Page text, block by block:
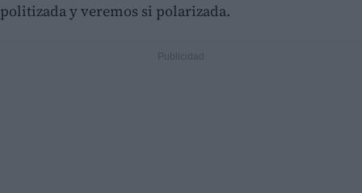
politizada y veremos si polarizada.